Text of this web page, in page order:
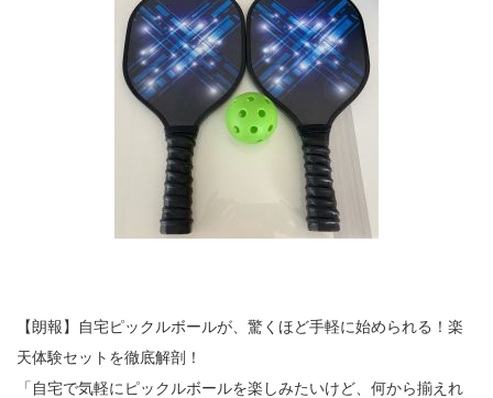
【朗報】自宅ピックルボールが、驚くほど手軽に始められる！楽
天体験セットを徹底解剖！
「自宅で気軽にピックルボールを楽しみたいけど、何から揃えれ